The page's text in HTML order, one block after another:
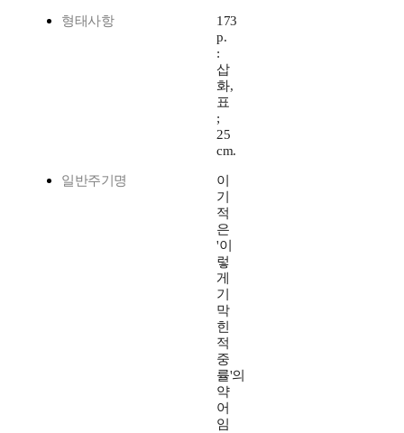
형태사항
173
p.
:
삽
화,
표
;
25
cm.
일반주기명
이
기
적
은
'이
렇
게
기
막
힌
적
중
률'의
약
어
임